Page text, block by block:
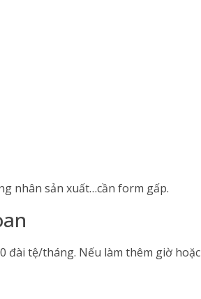
nhân sản xuất…cần form gấp.
đài tệ/tháng. Nếu làm thêm giờ hoặc